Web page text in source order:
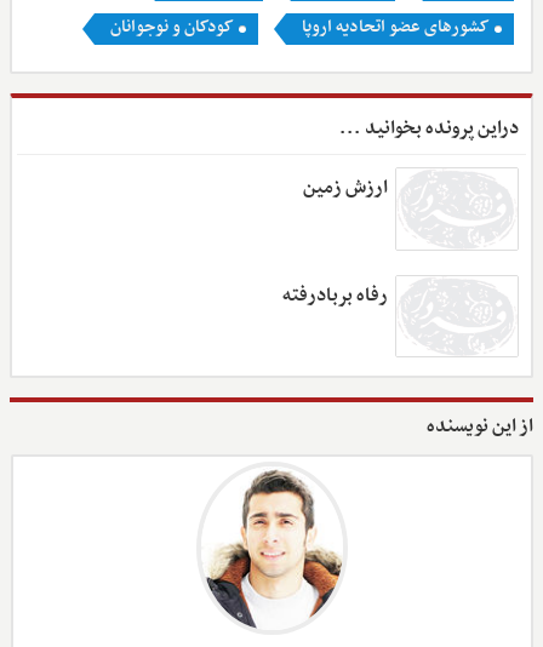
کشورهای عضو اتحادیه اروپا
کودکان و نوجوانان
دراین پرونده بخوانید ...
ارزش زمین
رفاه بر‌باد‌رفته
از این نویسنده